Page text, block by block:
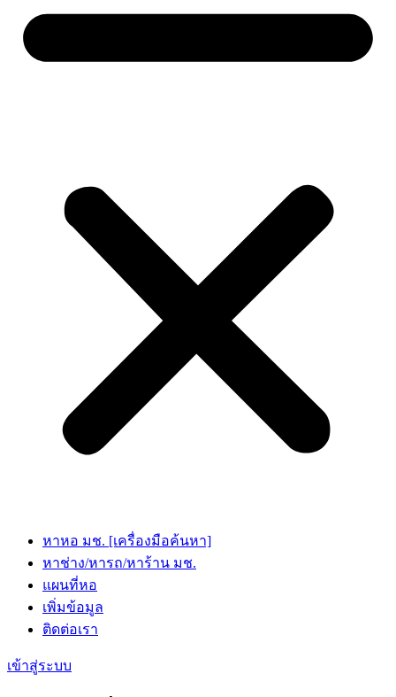
หาหอ มช. [เครื่องมือค้นหา]
หาช่าง/หารถ/หาร้าน มช.
แผนที่หอ
เพิ่มข้อมูล
ติดต่อเรา
เข้าสู่ระบบ